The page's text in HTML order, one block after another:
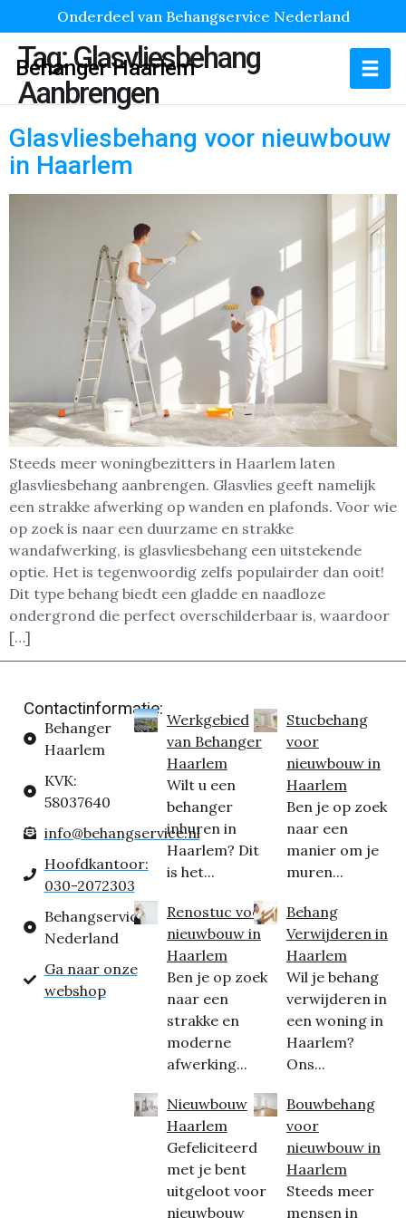
Onderdeel van Behangservice Nederland
Behanger Haarlem
Tag:Glasvliesbehang
Aanbrengen
Glasvliesbehang voor nieuwbouw
in Haarlem
Steeds meer woningbezitters in Haarlem laten
glasvliesbehang aanbrengen. Glasvlies geeft namelijk
een strakke afwerking op wanden en plafonds. Voor wie
op zoek is naar een duurzame en strakke
wandafwerking, is glasvliesbehang een uitstekende
optie. Het is tegenwoordig zelfs populairder dan ooit!
Dit type behang biedt een gladde en naadloze
ondergrond die perfect overschilderbaar is, waardoor
[…]
Contactinformatie:
Behanger
Haarlem
KVK:
58037640
info@behangservice.nl
Hoofdkantoor:
030-2072303
Behangservice
Nederland
Ga naar onze
webshop
Werkgebied
van Behanger
Haarlem
Wilt u een
behanger
inhuren in
Haarlem? Dit
is het...
Renostuc voor
nieuwbouw in
Haarlem
Ben je op zoek
naar een
strakke en
moderne
afwerking...
Nieuwbouw
Haarlem
Gefeliciteerd
met je bent
uitgeloot voor
nieuwbouw
Stucbehang
voor
nieuwbouw in
Haarlem
Ben je op zoek
naar een
manier om je
muren...
Behang
Verwijderen in
Haarlem
Wil je behang
verwijderen in
een woning in
Haarlem?
Ons...
Bouwbehang
voor
nieuwbouw in
Haarlem
Steeds meer
mensen in